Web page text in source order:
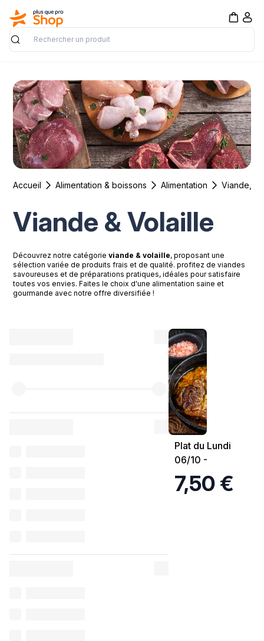
Rechercher
Accueil Alimentation & boissons Alimentation Viande,
Viande & Volaille
Découvrez notre catégorieviande & volaille, proposant une
sélection variée de produits frais et de qualité. profitez de viandes
savoureuses et de préparations pratiques, idéales pour satisfaire
toutes vos envies. Faites le choix d'une alimentation saine et
gourmande avec notre offre diversifiée !
Plat du Lundi
06/10 -
Ossobuco de
veau à
7,50 €